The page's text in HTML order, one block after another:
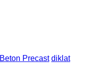
Beton Precast diklat